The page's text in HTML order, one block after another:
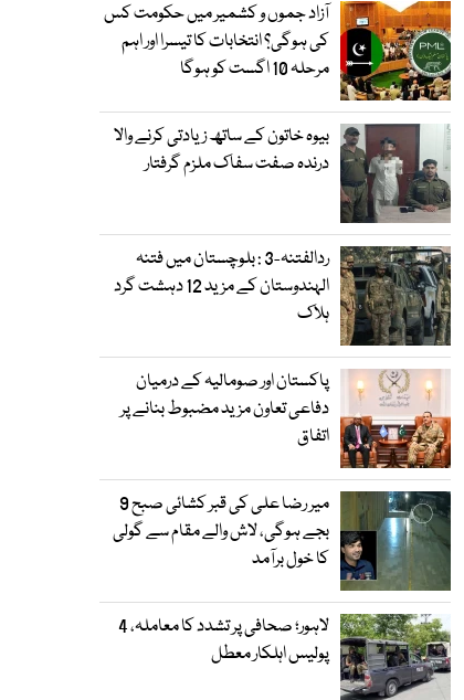
آزاد جموں و کشمیر میں حکومت کس
کی ہوگی؟ انتخابات کا تیسرا اور اہم
مرحلہ 10 اگست کو ہوگا
بیوہ خاتون کے ساتھ زیادتی کرنے والا
درندہ صفت سفاک ملزم گرفتار
ردالفتنہ-3 : بلوچستان میں فتنہ
الہندوستان کے مزید 12 دہشت گرد
ہلاک
پاکستان اور صومالیہ کے درمیان
دفاعی تعاون مزید مضبوط بنانے پر
اتفاق
میر رضا علی کی قبر کشائی صبح 9
بجے ہوگی، لاش والے مقام سے گولی
کا خول برآمد
لاہور؛ صحافی پر تشدد کا معاملہ، 4
پولیس اہلکار معطل